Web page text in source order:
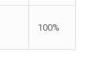
100%